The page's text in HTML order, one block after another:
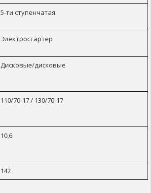
5-ти ступенчатая
Электростартер
Дисковые/дисковые
110/70-17 / 130/70-17
10,6
142